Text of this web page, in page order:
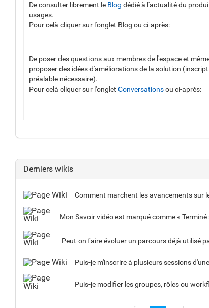
De consulter librement le Blog dédié à l'actualité du
usages.
Pour celà cliquer sur l'onglet Blog ou ci-après:
De poser des questions aux membres de l'espace et
proposer des idées d'améliorations de la solution
préalable nécessaire).
Pour celà cliquer sur l'onglet Conversationsou ci-après:
Derniers wikis
Comment marchent les avancements sur
Puis-je m'inscrire à plusieurs sessions